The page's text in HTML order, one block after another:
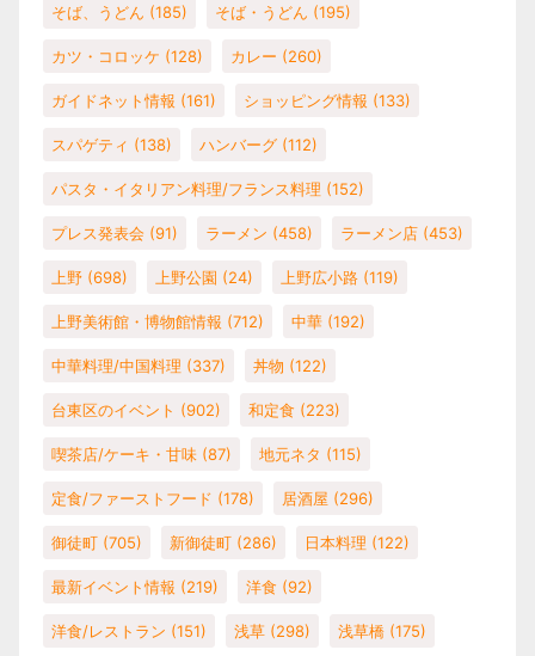
そば、うどん (185) そば・うどん (195)
カツ・コロッケ (128) カレー (260)
ガイドネット情報 (161) ショッピング情報 (133)
スパゲティ (138) ハンバーグ (112)
パスタ・イタリアン料理/フランス料理 (152)
プレス発表会 (91) ラーメン (458) ラーメン店 (453)
上野 (698) 上野公園 (24) 上野広小路 (119)
上野美術館・博物館情報 (712) 中華 (192)
中華料理/中国料理 (337) 丼物 (122)
台東区のイベント (902) 和定食 (223)
喫茶店/ケーキ・甘味 (87) 地元ネタ (115)
定食/ファーストフード (178) 居酒屋 (296)
御徒町 (705) 新御徒町 (286) 日本料理 (122)
最新イベント情報 (219) 洋食 (92)
洋食/レストラン (151) 浅草 (298) 浅草橋 (175)